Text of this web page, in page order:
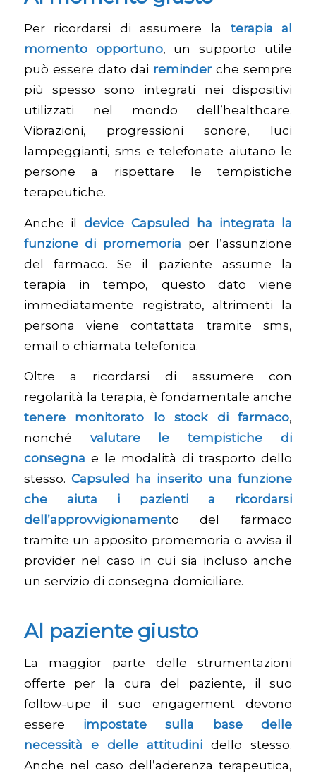
Per ricordarsi di assumere la terapia al
momento opportuno, un supporto utile
può essere dato dai reminderche sempre
più spesso sono integrati nei dispositivi
utilizzati nel mondo dell’healthcare.
Vibrazioni, progressioni sonore, luci
lampeggianti, sms e telefonate aiutano le
persone a rispettare le tempistiche
terapeutiche.
Anche ildeviceCapsuled ha integrata la
funzione di promemoria per l’assunzione
del farmaco. Se il paziente assume la
terapia in tempo, questo dato viene
immediatamente registrato, altrimenti la
persona viene contattata tramite sms,
email o chiamata telefonica.
Oltre a ricordarsi di assumere con
regolarità la terapia, è fondamentale anche
tenere monitorato lo stock di farmaco,
nonché valutare le tempistiche di
consegna e le modalità di trasporto dello
stesso. Capsuled ha inserito una funzione
che aiuta i pazienti a ricordarsi
dell’approvvigionamento del farmaco
tramite un apposito promemoria o avvisa il
provider nel caso in cui sia incluso anche
un servizio di consegna domiciliare.
Al paziente giusto
La maggior parte delle strumentazioni
offerte per la cura del paziente, il suo
follow-upe il suo engagement devono
essere impostate sulla base delle
necessità e delle attitudini dello stesso.
Anche nel caso dell’aderenza terapeutica,